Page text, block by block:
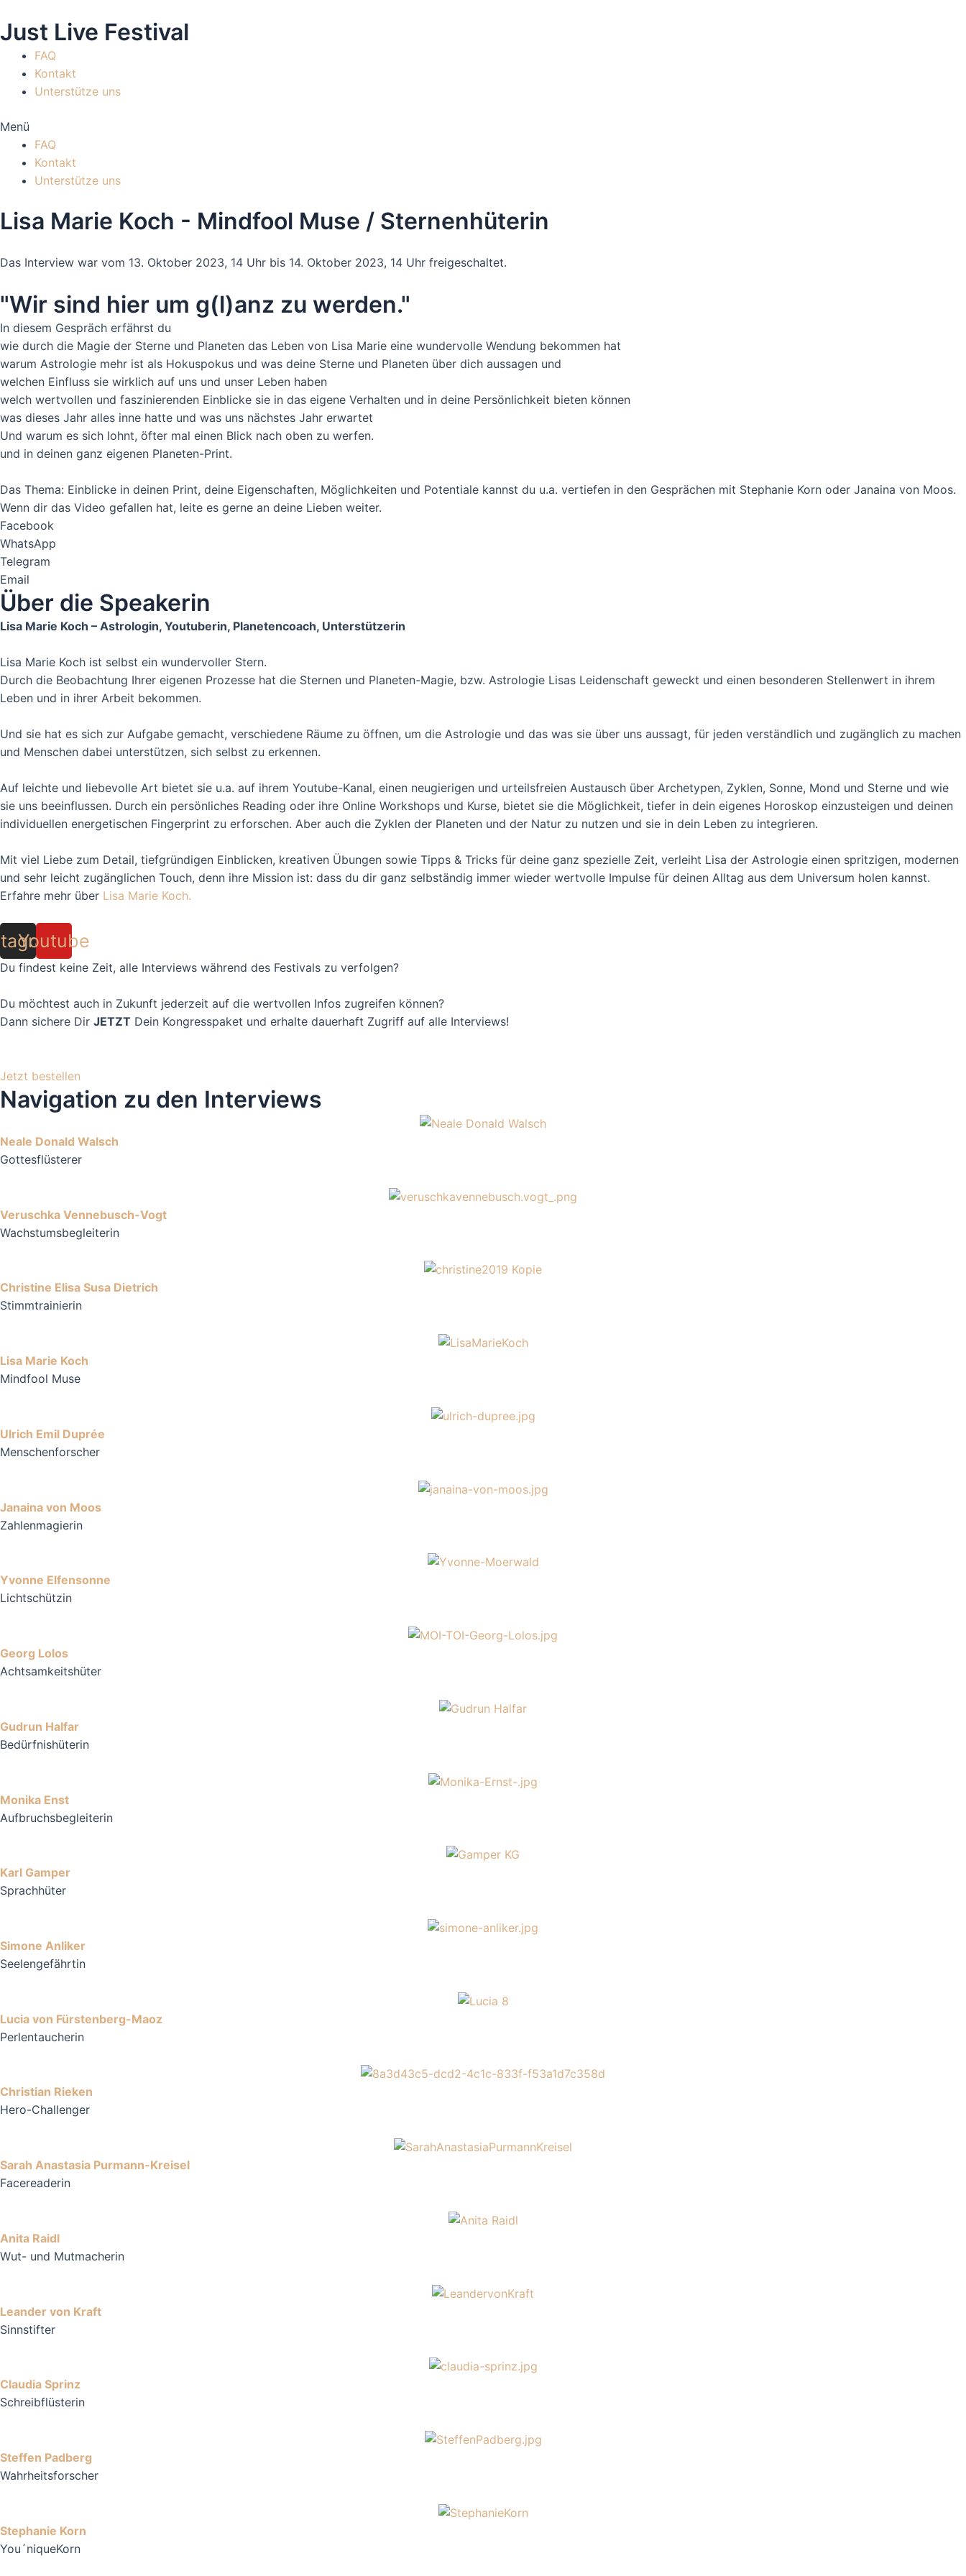
Inhalt
springen
Just Live Festival
FAQ
Kontakt
Unterstütze uns
Menü
FAQ
Kontakt
Unterstütze uns
Lisa Marie Koch - Mindfool Muse / Sternenhüterin
Mehr erfahren
Video laden
Vimeo immer entsperren
Das Interview war vom 13. Oktober 2023, 14 Uhr bis 14. Oktober 2023, 14 Uhr freigeschaltet.
"Wir sind hier um g(l)anz zu werden."
In diesem Gespräch erfährst du
wie durch die Magie der Sterne und Planeten das Leben von Lisa Marie eine wundervolle Wendung bekommen hat
warum Astrologie mehr ist als Hokuspokus und was deine Sterne und Planeten über dich aussagen und
welchen Einfluss sie wirklich auf uns und unser Leben haben
welch wertvollen und faszinierenden Einblicke sie in das eigene Verhalten und in deine Persönlichkeit bieten können
was dieses Jahr alles inne hatte und was uns nächstes Jahr erwartet
Und warum es sich lohnt, öfter mal einen Blick nach oben zu werfen.
und in deinen ganz eigenen Planeten-Print.
Das Thema: Einblicke in deinen Print, deine Eigenschaften, Möglichkeiten und Potentiale kannst du u.a. vertiefen in den Gesprächen mit Stephanie Korn oder Janaina von Moos.
Wenn dir das Video gefallen hat, leite es gerne an deine Lieben weiter.
Facebook
WhatsApp
Telegram
Email
Über die Speakerin
Lisa Marie Koch – Astrologin, Youtuberin, Planetencoach, Unterstützerin
Lisa Marie Koch ist selbst ein wundervoller Stern.
Durch die Beobachtung Ihrer eigenen Prozesse hat die Sternen und Planeten-Magie, bzw. Astrologie Lisas Leidenschaft geweckt und einen besonderen Stellenwert in ihrem
Leben und in ihrer Arbeit bekommen.
Und sie hat es sich zur Aufgabe gemacht, verschiedene Räume zu öffnen, um die Astrologie und das was sie über uns aussagt, für jeden verständlich und zugänglich zu machen
und Menschen dabei unterstützen, sich selbst zu erkennen.
Auf leichte und liebevolle Art bietet sie u.a. auf ihrem Youtube-Kanal, einen neugierigen und urteilsfreien Austausch über Archetypen, Zyklen, Sonne, Mond und Sterne und wie
sie uns beeinflussen. Durch ein persönliches Reading oder ihre Online Workshops und Kurse, bietet sie die Möglichkeit, tiefer in dein eigenes Horoskop einzusteigen und deinen
individuellen energetischen Fingerprint zu erforschen. Aber auch die Zyklen der Planeten und der Natur zu nutzen und sie in dein Leben zu integrieren.
Mit viel Liebe zum Detail, tiefgründigen Einblicken, kreativen Übungen sowie Tipps & Tricks für deine ganz spezielle Zeit, verleiht Lisa der Astrologie einen spritzigen, modernen
und sehr leicht zugänglichen Touch, denn ihre Mission ist: dass du dir ganz selbständig immer wieder wertvolle Impulse für deinen Alltag aus dem Universum holen kannst.
Erfahre mehr über Lisa Marie Koch.
Youtube
Du findest keine Zeit, alle Interviews während des Festivals zu verfolgen?
Du möchtest auch in Zukunft jederzeit auf die wertvollen Infos zugreifen können?
Dann sichere Dir JETZT Dein Kongresspaket und erhalte dauerhaft Zugriff auf alle Interviews!
Jetzt bestellen
Navigation zu den Interviews
Neale Donald Walsch
Gottesflüsterer
Veruschka Vennebusch-Vogt
Wachstumsbegleiterin
Christine Elisa Susa Dietrich
Stimmtrainierin
Lisa Marie Koch
Mindfool Muse
Ulrich Emil Duprée
Menschenforscher
Janaina von Moos
Zahlenmagierin
Yvonne Elfensonne
Lichtschützin
Georg Lolos
Achtsamkeitshüter
Gudrun Halfar
Bedürfnishüterin
Monika Enst
Aufbruchsbegleiterin
Karl Gamper
Sprachhüter
Simone Anliker
Seelengefährtin
Lucia von Fürstenberg-Maoz
Perlentaucherin
Christian Rieken
Hero-Challenger
Sarah Anastasia Purmann-Kreisel
Facereaderin
Anita Raidl
Wut- und Mutmacherin
Leander von Kraft
Sinnstifter
Claudia Sprinz
Schreibflüsterin
Steffen Padberg
Wahrheitsforscher
Stephanie Korn
You´niqueKorn